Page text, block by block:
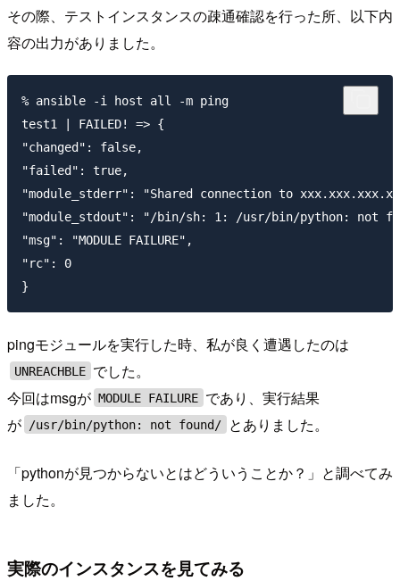
その際、テストインスタンスの疎通確認を行った所、以下内
容の出力がありました。
% ansible -i host all -m ping
test1 | FAILED! => {
"changed": false,
"failed": true,
"module_stderr": "Shared connection to
"module_stdout": "/bin/sh: 1: /usr/bin/python: not
"msg": "MODULE FAILURE",
"rc": 0
pingモジュールを実行した時、私が良く遭遇したのは
UNREACHBLE でした。
今回はmsgが MODULE FAILURE であり、実行結果
が
/usr/bin/python: not found/ とありました。
「pythonが見つからないとはどういうことか？」と調べてみ
ました。
実際のインスタンスを見てみる